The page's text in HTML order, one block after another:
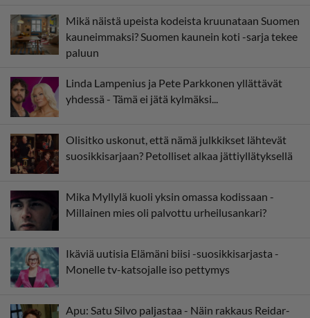
Mikä näistä upeista kodeista kruunataan Suomen
kauneimmaksi? Suomen kaunein koti -sarja tekee
paluun
Linda Lampenius ja Pete Parkkonen yllättävät
yhdessä - Tämä ei jätä kylmäksi...
Olisitko uskonut, että nämä julkkikset lähtevät
suosikkisarjaan? Petolliset alkaa jättiyllätyksellä
Mika Myllylä kuoli yksin omassa kodissaan -
Millainen mies oli palvottu urheilusankari?
Ikäviä uutisia Elämäni biisi -suosikkisarjasta -
Monelle tv-katsojalle iso pettymys
Apu: Satu Silvo paljastaa - Näin rakkaus Reidar-